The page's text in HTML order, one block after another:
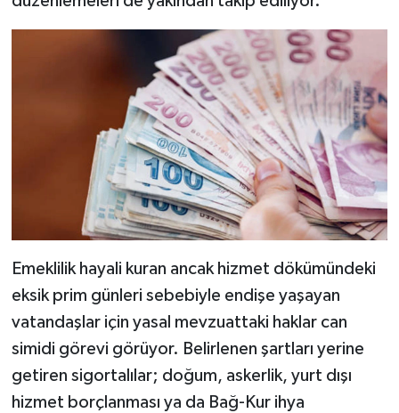
Emeklilik hayali kuran ancak hizmet dökümündeki
eksik prim günleri sebebiyle endişe yaşayan
vatandaşlar için yasal mevzuattaki haklar can
simidi görevi görüyor. Belirlenen şartları yerine
getiren sigortalılar; doğum, askerlik, yurt dışı
hizmet borçlanması ya da Bağ-Kur ihya